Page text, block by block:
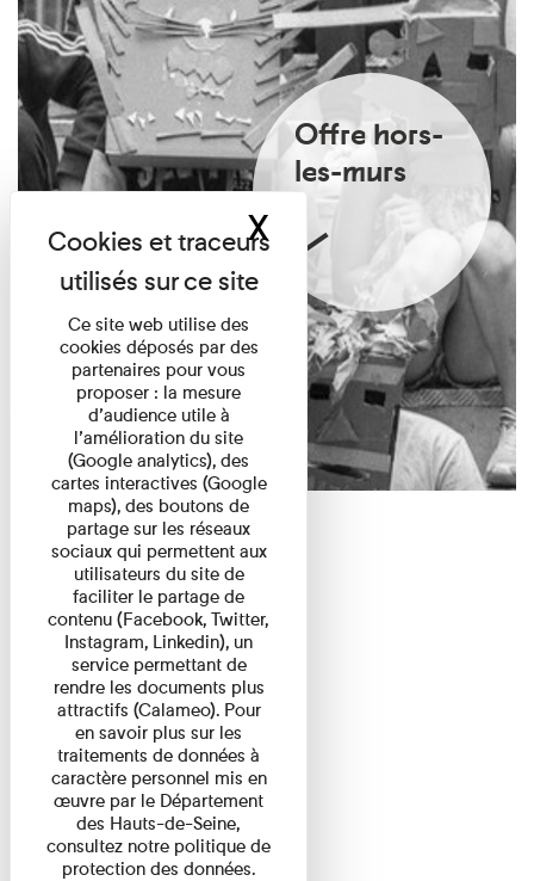
Offre hors-
les-murs
Ce site web utilise des
cookies déposés par des
partenaires pour vous
proposer : la mesure
d’audience utile à
l’amélioration du site
(Google analytics), des
cartes interactives (Google
maps), des boutons de
partage sur les réseaux
sociaux qui permettent aux
utilisateurs du site de
faciliter le partage de
contenu (Facebook, Twitter,
Instagram, Linkedin), un
service permettant de
rendre les documents plus
attractifs (Calameo). Pour
en savoir plus sur les
traitements de données à
caractère personnel mis en
œuvre par le Département
des Hauts-de-Seine,
consultez notre politique de
protection des données.
XMasquer le